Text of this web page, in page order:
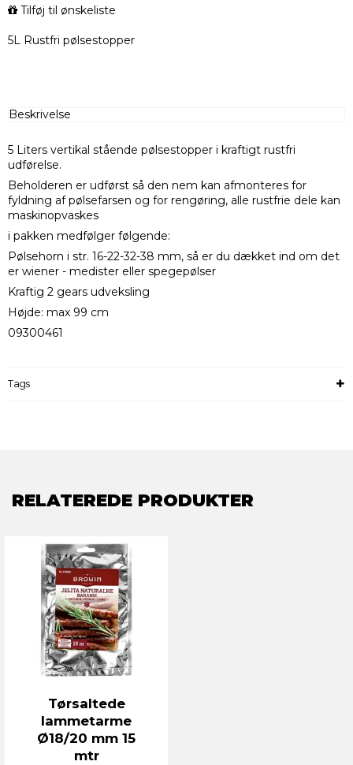
Tilføj til ønskeliste
5L Rustfri pølsestopper
Beskrivelse
5 Liters vertikal stående pølsestopper i kraftigt rustfri
udførelse.
Beholderen er udførst så den nem kan afmonteres for
fyldning af pølsefarsen og for rengøring, alle rustfrie dele kan
maskinopvaskes
i pakken medfølger følgende:
Pølsehorn i str. 16-22-32-38 mm, så er du dækket ind om det
er wiener - medister eller spegepølser
Kraftig 2 gears udveksling
Højde: max 99 cm
09300461
Tags
RELATEREDE PRODUKTER
Tørsaltede
lammetarme
Ø18/20 mm 15
mtr